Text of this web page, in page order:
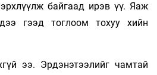
байгаад ирэв үү. Яаж
гээд тоглоом тохуу хийн
ээ. Эрдэнэтээлийг чамтай